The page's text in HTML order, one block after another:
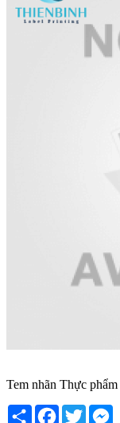
Tem nhãn Thực phẩm
Share Facebook
Twitter